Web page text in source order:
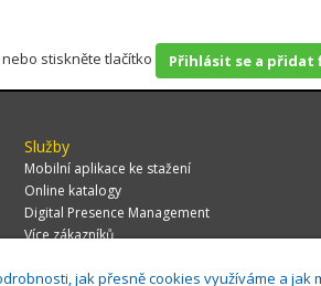
nebo stiskněte tlačítko Přihlásit se a přidat
Služby
Mobilní aplikace ke stažení
Online katalogy
Digital Presence Management
Více zákazníků
jak přesně cookies využíváme a jak